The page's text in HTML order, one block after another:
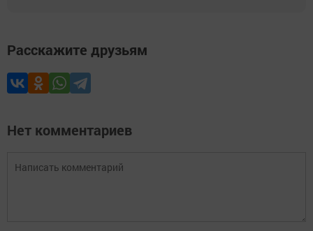
Расскажите друзьям
Нет комментариев